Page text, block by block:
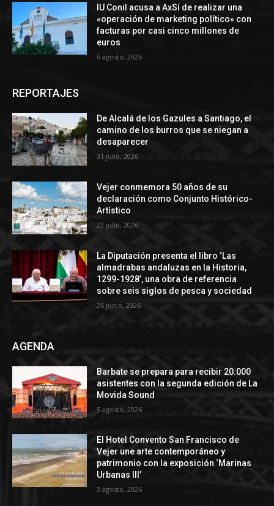
IU Conil acusa a AxSí de realizar una
«operación de marketing político» con
facturas por casi cinco millones de
euros
6 agosto, 2026
REPORTAJES
De Alcalá de los Gazules a Santiago, el
camino de los burros que se niegan a
desaparecer
31 julio, 2026
Vejer conmemora 50 años de su
declaración como Conjunto Histórico-
Artístico
22 julio, 2026
La Diputación presenta el libro ‘Las
almadrabas andaluzas en la Historia,
1299-1928’, una obra de referencia
sobre seis siglos de pesca y sociedad
26 junio, 2026
AGENDA
Barbate se prepara para recibir 20.000
asistentes con la segunda edición de La
Movida Sound
5 agosto, 2026
El Hotel Convento San Francisco de
Vejer une arte contemporáneo y
patrimonio con la exposición ‘Marinas
Urbanas III’
3 agosto, 2026